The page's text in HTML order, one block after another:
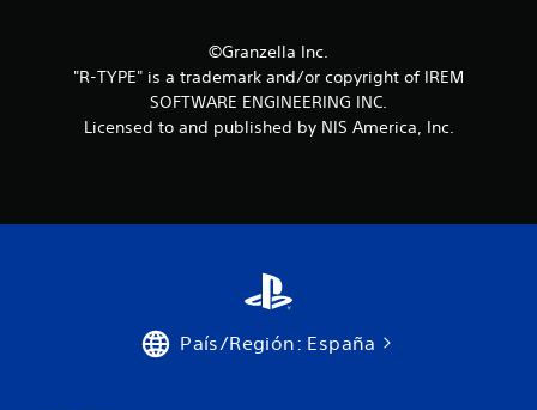
©Granzella Inc.
"R-TYPE" is a trademark and/or copyright of IREM
SOFTWARE ENGINEERING INC.
Licensed to and published by NIS America, Inc.
País/Región: España